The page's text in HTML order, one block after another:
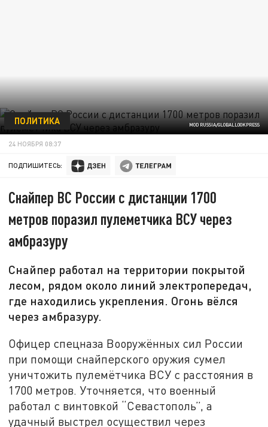
MOD RUSSIA/GLOBALLOOKPRESS
ПОЛИТИКА
24 НОЯБРЯ 08:37
ПОДПИШИТЕСЬ:
Снайпер ВС России с дистанции 1700
метров поразил пулеметчика ВСУ через
амбразуру
Снайпер работал на территории покрытой
лесом, рядом около линий электропередач,
где находились укрепления. Огонь вёлся
через амбразуру.
Офицер спецназа Вооружённых сил России
при помощи снайперского оружия сумел
уничтожить пулемётчика ВСУ с расстояния в
1700 метров. Уточняется, что военный
работал с винтовкой “Севастополь”, а
удачный выстрел осуществил через